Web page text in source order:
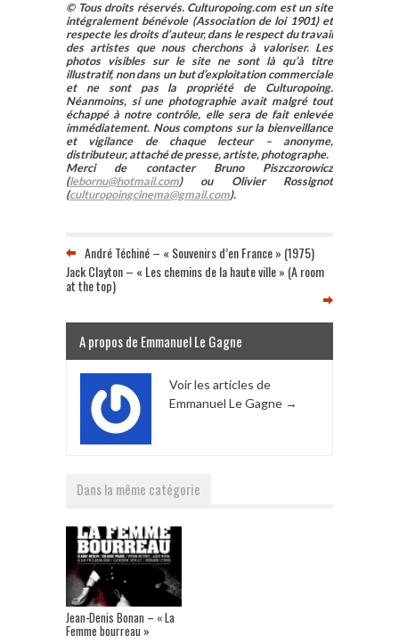
© Tous droits réservés. Culturopoing.com est un site
intégralement bénévole (Association de loi 1901) et
respecte les droits d’auteur, dans le respect du travail
des artistes que nous cherchons à valoriser. Les
photos visibles sur le site ne sont là qu’à titre
illustratif, non dans un but d’exploitation commerciale
et ne sont pas la propriété de Culturopoing.
Néanmoins, si une photographie avait malgré tout
échappé à notre contrôle, elle sera de fait enlevée
immédiatement. Nous comptons sur la bienveillance
et vigilance de chaque lecteur – anonyme,
distributeur, attaché de presse, artiste, photographe.
Merci de contacter Bruno Piszczorowicz
(lebornu@hotmail.com) ou Olivier Rossignot
(culturopoingcinema@gmail.com).
André Téchiné – « Souvenirs d’en France » (1975)
Jack Clayton – « Les chemins de la haute ville » (A room
at the top)
A propos de Emmanuel Le Gagne
Voir les articles de
Emmanuel Le Gagne →
Dans la même catégorie
Jean-Denis Bonan – « La
Femme bourreau »